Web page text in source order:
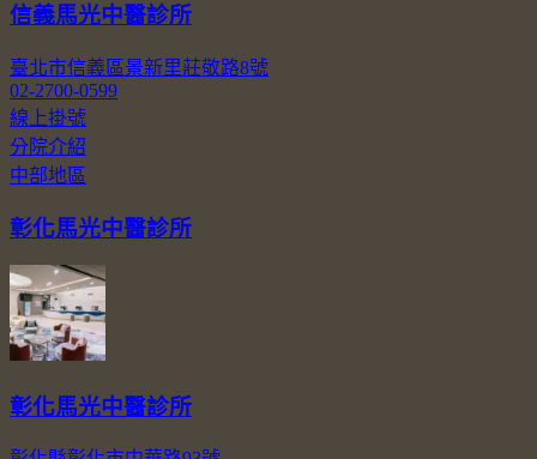
信義馬光中醫診所
臺北市信義區景新里莊敬路8號
02-2700-0599
線上掛號
分院介紹
中部地區
彰化馬光中醫診所
彰化馬光中醫診所